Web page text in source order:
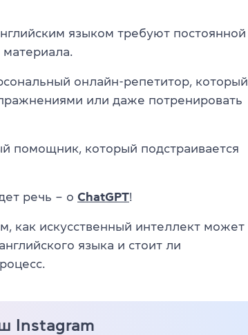
языком требуют постоянной
материала.
онлайн-репетитор, который
или даже потренировать
помощник, который подстраивается
речь – о ChatGPT!
как искусственный интеллект может
языка и стоит ли
Instagram